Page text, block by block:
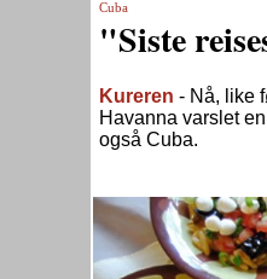
Cuba
"Siste
Kureren - Nå, like
Havanna varslet
også Cuba.